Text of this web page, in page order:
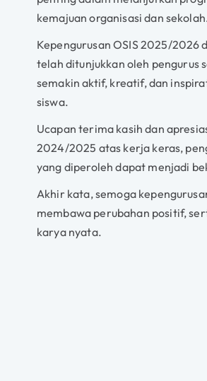
kemajuan organisasi dan
Kepengurusan OSIS 2025/2026
telah ditunjukkan oleh pengurus
semakin aktif, kreatif, dan
siswa.
Ucapan terima kasih dan
2024/2025 atas kerja keras,
yang diperoleh dapat menjadi
Akhir kata, semoga
membawa perubahan positif,
karya nyata.